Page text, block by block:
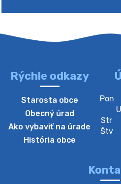
4. augusta 2026 10:05
Zberný dvor-
Oznamujeme obyvateľom, že
bude zberný dvor zatvorený.
hogy szerdán augusztus 05-
lesz https://
Rýchle odkazy
Starosta obce
Obecný úrad
Ako vybaviť na úrade
História obce
Pon
Str
Štv